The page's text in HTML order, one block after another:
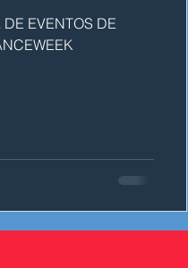
DE EVENTOS DE